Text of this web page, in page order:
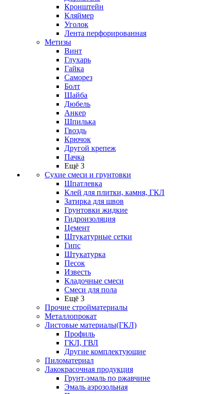
Кронштейн
Кляймер
Уголок
Лента перфорированная
Метизы
Винт
Глухарь
Гайка
Саморез
Болт
Шайба
Дюбель
Анкер
Шпилька
Гвоздь
Крючок
Другой крепеж
Пачка
Ещё 3
Сухие смеси и грунтовки
Шпатлевка
Клей для плитки, камня, ГКЛ
Затирка для швов
Грунтовки жидкие
Гидроизоляция
Цемент
Штукатурные сетки
Гипс
Штукатурка
Песок
Известь
Кладочные смеси
Смеси для пола
Ещё 3
Прочие стройматериалы
Металлопрокат
Листовые материалы(ГКЛ)
Профиль
ГКЛ, ГВЛ
Другие комплектующие
Пиломатериал
Лакокрасочная продукция
Грунт-эмаль по ржавчине
Эмаль аэрозольная